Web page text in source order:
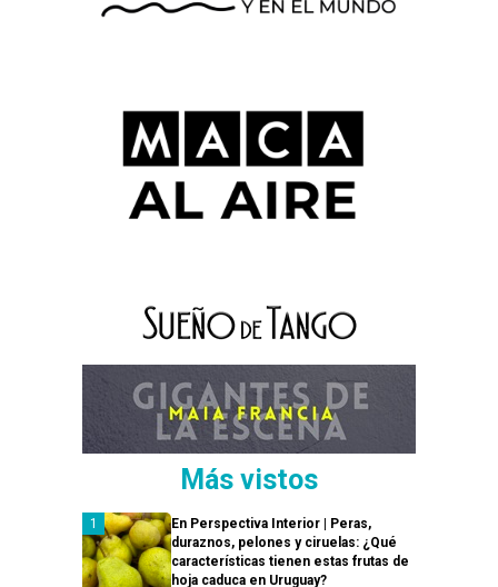
Más vistos
En Perspectiva Interior | Peras,
duraznos, pelones y ciruelas: ¿Qué
características tienen estas frutas de
hoja caduca en Uruguay?